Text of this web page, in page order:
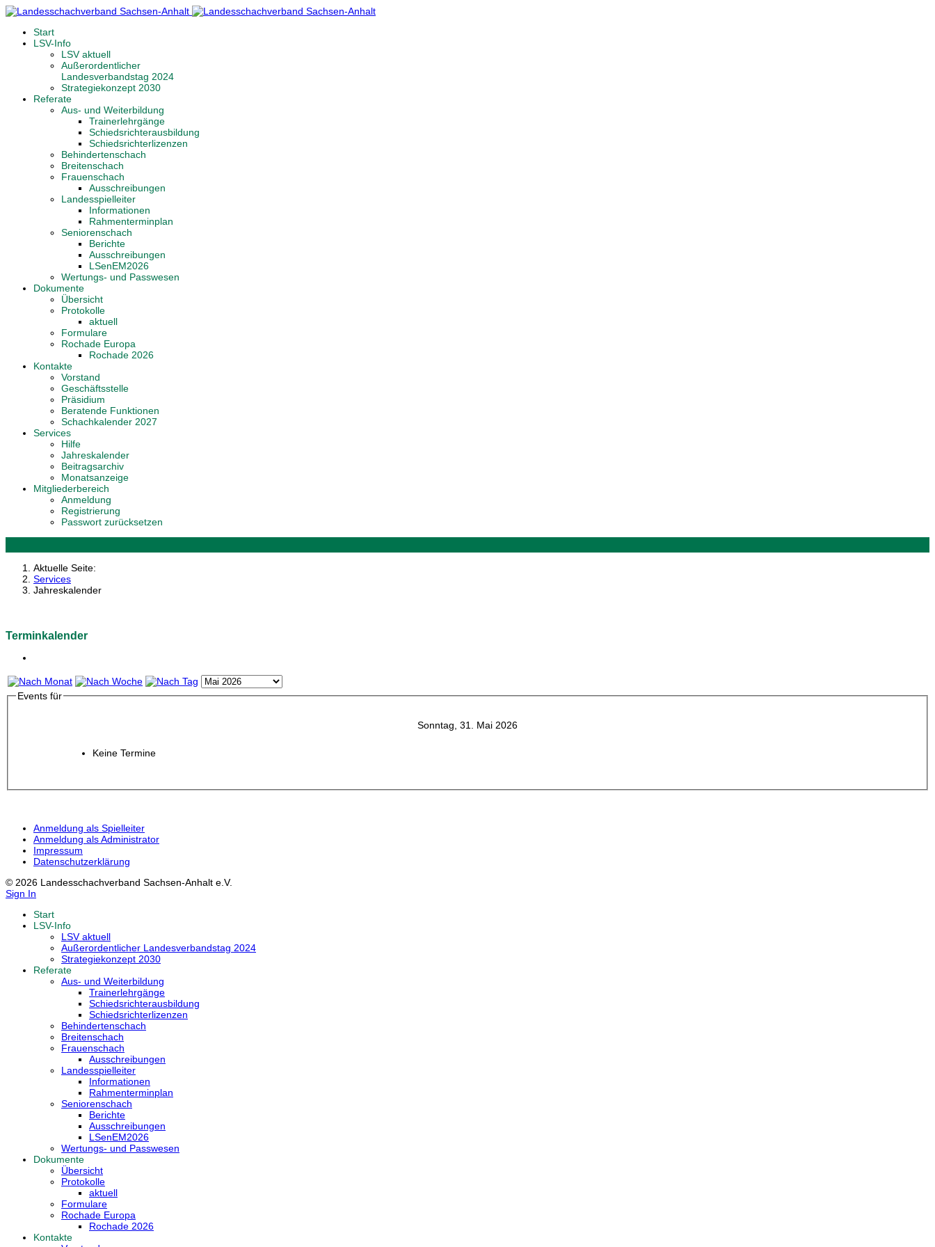
Start
LSV-Info
LSV aktuell
Außerordentlicher
Landesverbandstag 2024
Strategiekonzept 2030
Referate
Aus- und Weiterbildung
Trainerlehrgänge
Schiedsrichterausbildung
Schiedsrichterlizenzen
Behindertenschach
Breitenschach
Frauenschach
Ausschreibungen
Landesspielleiter
Informationen
Rahmenterminplan
Seniorenschach
Berichte
Ausschreibungen
LSenEM2026
Wertungs- und Passwesen
Dokumente
Übersicht
Protokolle
aktuell
Formulare
Rochade Europa
Rochade 2026
Kontakte
Vorstand
Geschäftsstelle
Präsidium
Beratende Funktionen
Schachkalender 2027
Services
Hilfe
Jahreskalender
Beitragsarchiv
Monatsanzeige
Mitgliederbereich
Anmeldung
Registrierung
Passwort zurücksetzen
Aktuelle Seite:
Services
Jahreskalender
Terminkalender
Events für
Sonntag, 31. Mai 2026
Keine Termine
Anmeldung als Spielleiter
Anmeldung als Administrator
Impressum
Datenschutzerklärung
© 2026 Landesschachverband Sachsen-Anhalt e.V.
Sign In
Start
LSV-Info
LSV aktuell
Außerordentlicher Landesverbandstag 2024
Strategiekonzept 2030
Referate
Aus- und Weiterbildung
Trainerlehrgänge
Schiedsrichterausbildung
Schiedsrichterlizenzen
Behindertenschach
Breitenschach
Frauenschach
Ausschreibungen
Landesspielleiter
Informationen
Rahmenterminplan
Seniorenschach
Berichte
Ausschreibungen
LSenEM2026
Wertungs- und Passwesen
Dokumente
Übersicht
Protokolle
aktuell
Formulare
Rochade Europa
Rochade 2026
Kontakte